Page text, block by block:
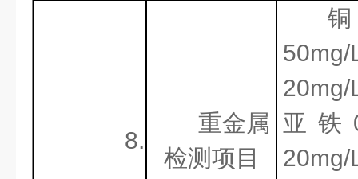
8.
重金属
检测项目
亚铁
20mg/